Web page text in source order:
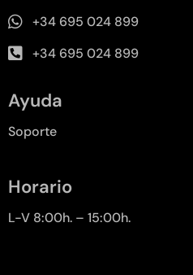
+34 695 024 899
+34 695 024 899
Ayuda
Soporte
Horario
L-V 8:00h. – 15:00h.